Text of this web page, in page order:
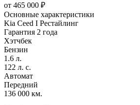
от 465 000 ₽
Основные характеристики
Kia Ceed I Рестайлинг
Гарантия 2 года
Хэтчбек
Бензин
1.6 л.
122 л. с.
Автомат
Передний
136 000 км.